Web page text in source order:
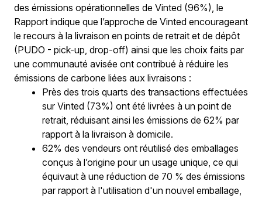
des émissions opérationnelles de Vinted (96%), le
Rapport indique que l’approche de Vinted encourageant
le recours à la livraison en points de retrait et de dépôt
(PUDO - pick-up, drop-off) ainsi que les choix faits par
une communauté avisée ont contribué à réduire les
émissions de carbone liées aux livraisons :
Près des trois quarts des transactions effectuées
sur Vinted (73%) ont été livrées à un point de
retrait, réduisant ainsi les émissions de 62% par
rapport à la livraison à domicile.
62% des vendeurs ont réutilisé des emballages
conçus à l’origine pour un usage unique, ce qui
équivaut à une réduction de 70 % des émissions
par rapport à l'utilisation d'un nouvel emballage,